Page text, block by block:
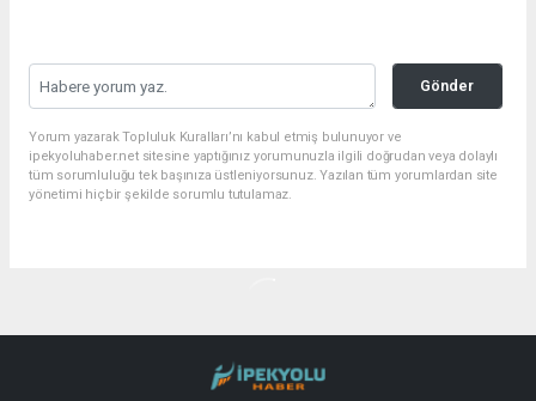
Gönder
Yorum yazarak Topluluk Kuralları’nı kabul etmiş bulunuyor ve
ipekyoluhaber.net sitesine yaptığınız yorumunuzla ilgili doğrudan veya dolaylı
tüm sorumluluğu tek başınıza üstleniyorsunuz. Yazılan tüm yorumlardan site
yönetimi hiçbir şekilde sorumlu tutulamaz.